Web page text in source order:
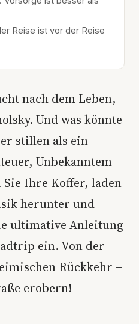
Reise ist vor der Reise
nach dem Leben,
Und was könnte
stillen als ein
Unbekanntem
Ihre Koffer, laden
herunter und
ultimative Anleitung
ein. Von der
Rückkehr –
erobern!